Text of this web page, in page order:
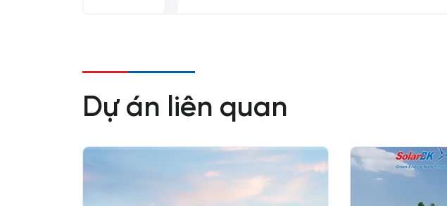
Dự án liên quan